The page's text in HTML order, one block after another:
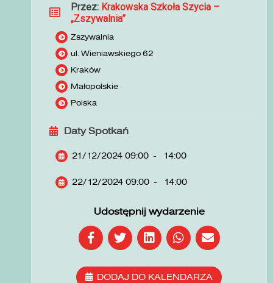
Przez: Krakowska Szkoła Szycia –
„Zszywalnia”
Zszywalnia
ul. Wieniawskiego 62
Kraków
Małopolskie
Polska
Daty Spotkań
21/12/2024 09:00 - 14:00
22/12/2024 09:00 - 14:00
Udostępnij wydarzenie
DODAJ DO KALENDARZA